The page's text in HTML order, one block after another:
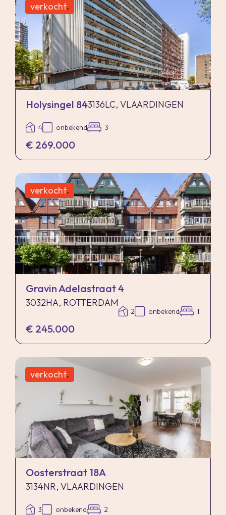
verkocht.
Holysingel 843136LC, VLAARDINGEN
4 onbekend 3
€ 269.000
verkocht.
Gravin Adelastraat 4
3032HA, ROTTERDAM
2 onbekend 1
€ 245.000
verkocht.
Oosterstraat 18A
3134NR, VLAARDINGEN
3 onbekend 2